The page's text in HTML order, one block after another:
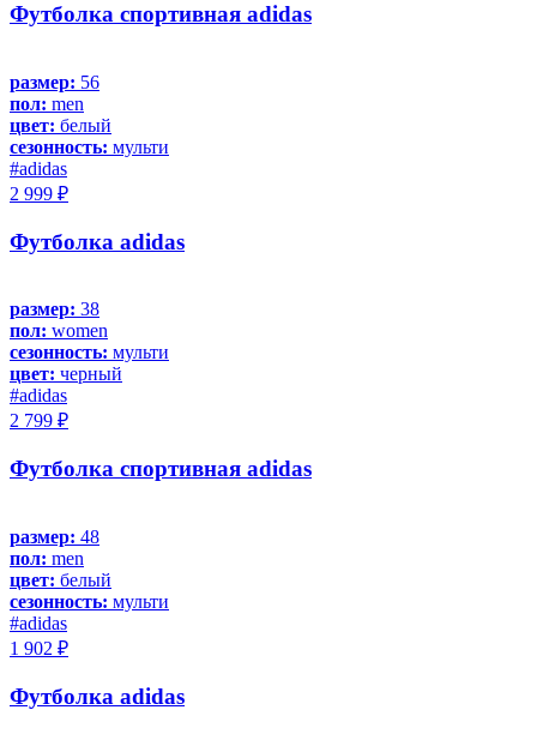
Футболка спортивная adidas
размер: 56
пол: men
цвет: белый
сезонность: мульти
#adidas
2 999 ₽
Футболка adidas
размер: 38
пол: women
сезонность: мульти
цвет: черный
#adidas
2 799 ₽
Футболка спортивная adidas
размер: 48
пол: men
цвет: белый
сезонность: мульти
#adidas
1 902 ₽
Футболка adidas